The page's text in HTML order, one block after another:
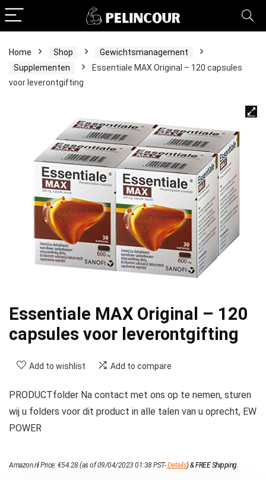
Home Shop
Gewichtsmanagement
Supplementen
Essentiale MAX Original – 120 capsules
voor leverontgifting
Essentiale MAX Original – 120
capsules voor leverontgifting
Add to wishlist Add to compare
PRODUCTfolder Na contact met ons op te nemen, sturen
wij u folders voor dit product in alle talen van u oprecht, EW
POWER
Amazon.nl Price:€54.28(as of 09/04/2023 01:38 PST-Details)&FREE Shipping.